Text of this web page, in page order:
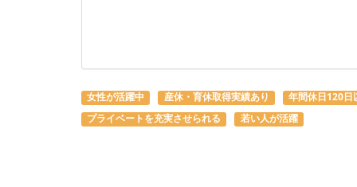
女性が活躍中 産休・育休取得実績あり
年間休日120日
プライベートを充実させられる
若い人が活躍